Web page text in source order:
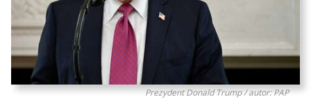
Prezydent Donald Trump / autor: PAP